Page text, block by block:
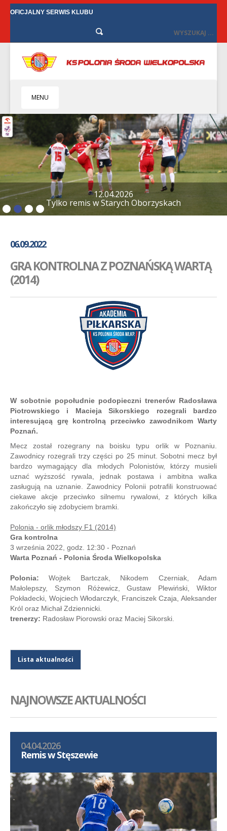
OFICJALNY SERWIS KLUBU
MENU
KLUB
BIZNES
SENIORZY
SENIORKI
BILETY
KONTAKT
SKLEP
PLAN TRENINGÓW
12.04.2026
Tylko remis w Starych Oborzyskach
06.09.2022
GRA KONTROLNA Z POZNAŃSKĄ WARTĄ
(2014)
W sobotnie popołudnie podopieczni trenerów Radosława
Piotrowskiego i Macieja Sikorskiego rozegrali bardzo
interesującą grę kontrolną przeciwko zawodnikom Warty
Poznań.
Mecz został rozegrany na boisku typu orlik w Poznaniu.
Zawodnicy rozegrali trzy części po 25 minut. Sobotni mecz był
bardzo wymagający dla młodych Polonistów, którzy musieli
uznać wyższość rywala, jednak postawa i ambitna walka
zasługują na uznanie. Zawodnicy Polonii potrafili konstruować
ciekawe akcje przeciwko silnemu rywalowi, z których kilka
zakończyło się zdobyciem bramki.
Polonia - orlik młodszy F1 (2014)
Gra kontrolna
3 września 2022, godz. 12:30 - Poznań
Warta Poznań - Polonia Środa Wielkopolska
Polonia: Wojtek Bartczak, Nikodem Czerniak, Adam
Małolepszy, Szymon Różewicz, Gustaw Plewiński, Wiktor
Pokładecki, Wojciech Włodarczyk, Franciszek Czaja, Aleksander
Król oraz Michał Zdziennicki.
trenerzy: Radosław Piorowski oraz Maciej Sikorski.
Lista aktualności
NAJNOWSZE AKTUALNOŚCI
04.04.2026
Remis w Stęszewie